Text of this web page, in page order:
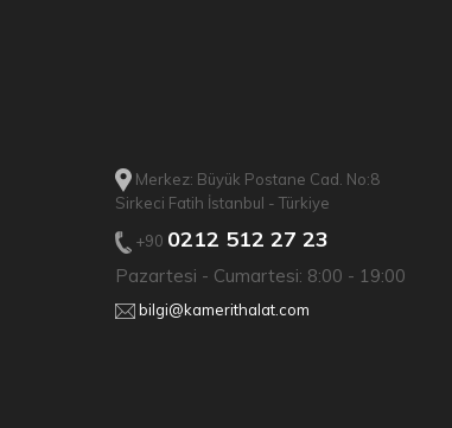
Merkez: Büyük Postane Cad. No:8
Sirkeci Fatih İstanbul - Türkiye
+90 0212 512 27 23
Pazartesi - Cumartesi: 8:00 - 19:00
bilgi@kamerithalat.com